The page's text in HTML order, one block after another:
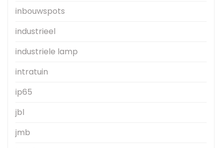
inbouwspots
industrieel
industriele lamp
intratuin
ip65
jbl
jmb